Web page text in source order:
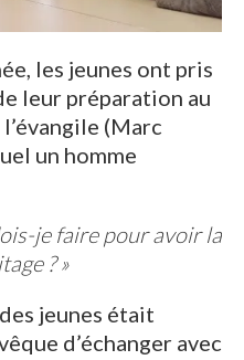
les jeunes ont pris
leur préparation au
(Marc
un homme
je faire pour avoir la
? »
jeunes était
d’échanger avec